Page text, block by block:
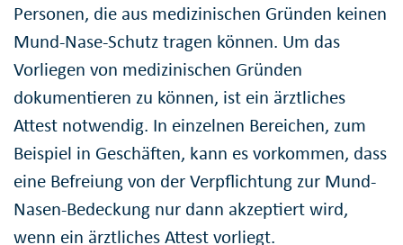
Personen, die aus medizinischen Gründen keinen
Mund-Nase-Schutz tragen können. Um das
Vorliegen von medizinischen Gründen
dokumentieren zu können, ist ein ärztliches
Attest notwendig. In einzelnen Bereichen, zum
Beispiel in Geschäften, kann es vorkommen, dass
eine Befreiung von der Verpflichtung zur Mund-
Nasen-Bedeckung nur dann akzeptiert wird,
wenn ein ärztliches Attest vorliegt.